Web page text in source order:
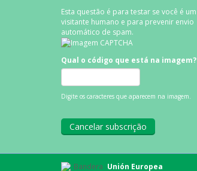
Esta questão é para testar se você é um
visitante humano e para prevenir envio
automático de spam.
Qual o código que está na imagem?
Digite os caracteres que aparecem na imagem.
Unión Europea